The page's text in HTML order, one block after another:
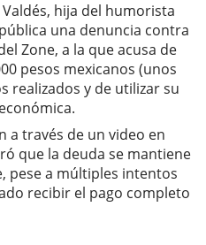
hija del humorista
una denuncia contra
Zone, a la que acusa de
pesos mexicanos (unos
realizados y de utilizar su
a través de un video en
que la deuda se mantiene
pese a múltiples intentos
recibir el pago completo